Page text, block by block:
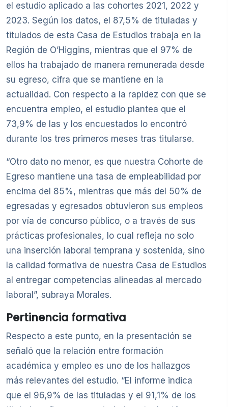
el estudio aplicado a las cohortes 2021, 2022 y
2023. Según los datos, el 87,5% de tituladas y
titulados de esta Casa de Estudios trabaja en la
Región de O’Higgins, mientras que el 97% de
ellos ha trabajado de manera remunerada desde
su egreso, cifra que se mantiene en la
actualidad. Con respecto a la rapidez con que se
encuentra empleo, el estudio plantea que el
73,9% de las y los encuestados lo encontró
durante los tres primeros meses tras titularse.
“Otro dato no menor, es que nuestra Cohorte de
Egreso mantiene una tasa de empleabilidad por
encima del 85%, mientras que más del 50% de
egresadas y egresados obtuvieron sus empleos
por vía de concurso público, o a través de sus
prácticas profesionales, lo cual refleja no solo
una inserción laboral temprana y sostenida, sino
la calidad formativa de nuestra Casa de Estudios
al entregar competencias alineadas al mercado
laboral”, subraya Morales.
Pertinencia formativa
Respecto a este punto, en la presentación se
señaló que la relación entre formación
académica y empleo es uno de los hallazgos
más relevantes del estudio. “El informe indica
que el 96,9% de las tituladas y el 91,1% de los